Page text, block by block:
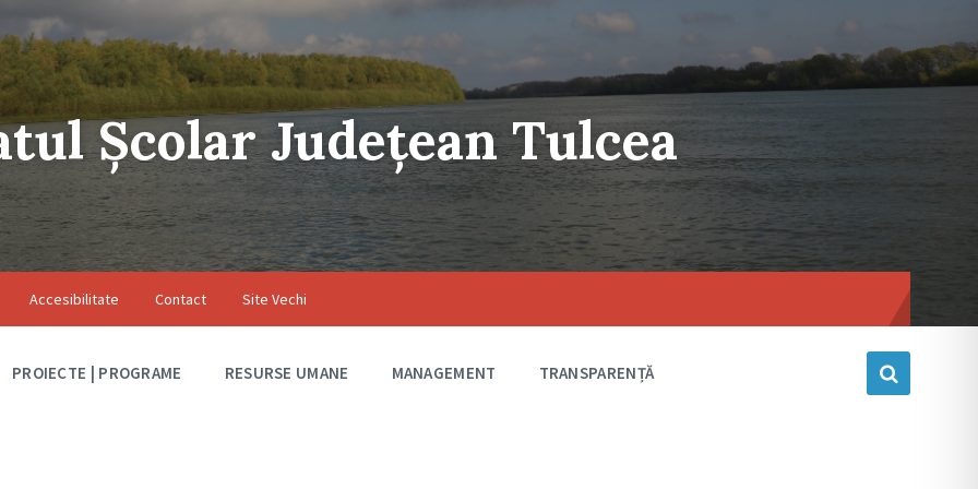
Școlar Județean Tulcea
Accesibilitate Contact Site Vechi
PROIECTE | PROGRAME RESURSE UMANE MANAGEMENT TRANSPARENȚĂ